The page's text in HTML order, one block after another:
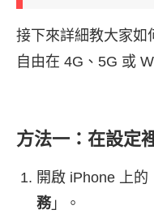
接下來詳細教大家如
自由在 4G、5G 或
方法一：在設定
開啟 iPhone 上的
務」。